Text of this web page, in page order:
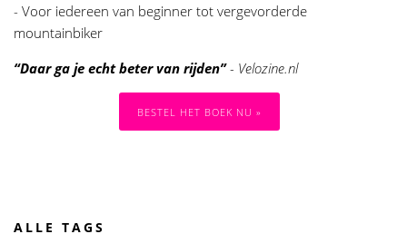
- Voor iedereen van beginner tot vergevorderde
mountainbiker
“Daar ga je echt beter van rijden”- Velozine.nl
BESTEL HET BOEK NU »
ALLE TAGS